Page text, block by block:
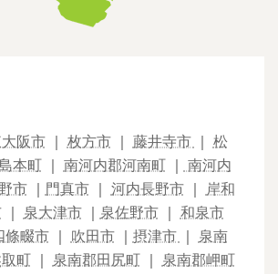
阪市｜ 枚方市｜ 藤井寺市
松
本町｜ 南河内郡河南町｜
南河内
市｜ 門真市｜ 河内長野市｜
岸和
｜ 泉大津市｜ 泉佐野市｜ 和泉市
條畷市｜ 吹田市｜ 摂津市
泉南
町｜ 泉南郡田尻町｜ 泉南郡岬町